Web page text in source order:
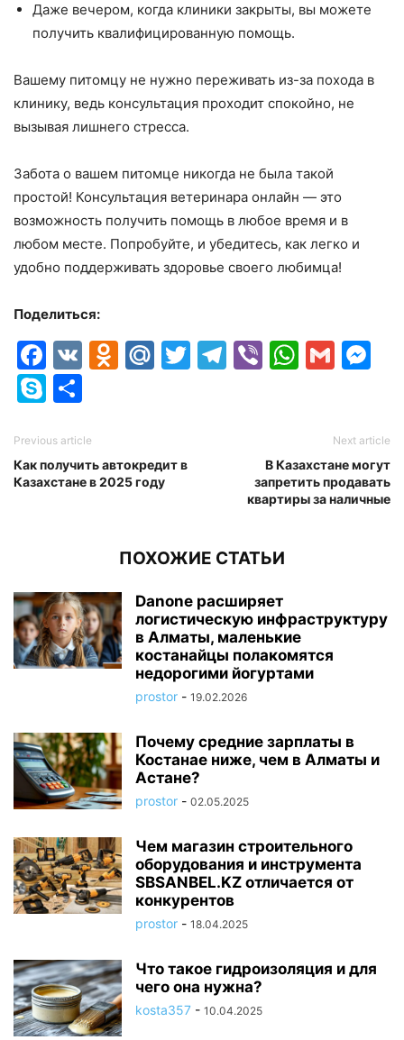
Даже вечером, когда клиники закрыты, вы можете
получить квалифицированную помощь.
Вашему питомцу не нужно переживать из-за похода в
клинику, ведь консультация проходит спокойно, не
вызывая лишнего стресса.
Забота о вашем питомце никогда не была такой
простой! Консультация ветеринара онлайн — это
возможность получить помощь в любое время и в
любом месте. Попробуйте, и убедитесь, как легко и
удобно поддерживать здоровье своего любимца!
Поделиться:
Facebook
VK Odnoklassniki
Mail.Ru
Twitter
Telegram
Viber
Skype
Previous article
Как получить автокредит в
Казахстане в 2025 году
Next article
В Казахстане могут
запретить продавать
квартиры за наличные
ПОХОЖИЕ СТАТЬИ
Danone расширяет
логистическую инфраструктуру
в Алматы, маленькие
костанайцы полакомятся
недорогими йогуртами
prostor - 19.02.2026
Почему средние зарплаты в
Костанае ниже, чем в Алматы и
Астане?
prostor - 02.05.2025
Чем магазин строительного
оборудования и инструмента
SBSANBEL.KZ отличается от
конкурентов
prostor - 18.04.2025
Что такое гидроизоляция и для
чего она нужна?
kosta357 - 10.04.2025